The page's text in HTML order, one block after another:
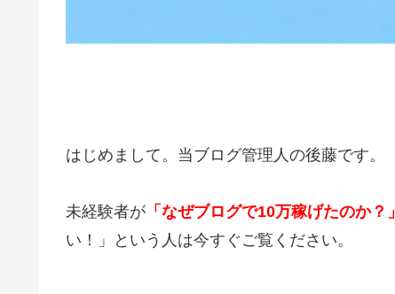
はじめまして。当ブログ管理人の後藤です。
未経験者が 「なぜブログで10万稼げたのか？」
い！」という人は今すぐご覧ください。